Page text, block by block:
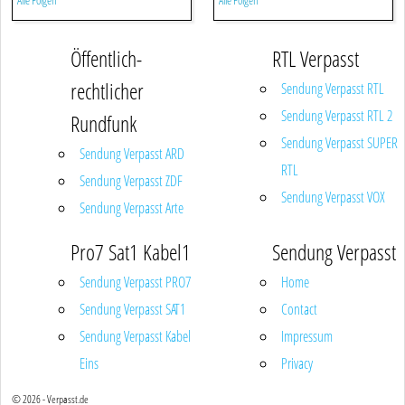
Öffentlich-
rechtlicher
Rundfunk
Sendung Verpasst ARD
Sendung Verpasst ZDF
Sendung Verpasst Arte
RTL Verpasst
Sendung Verpasst RTL
Sendung Verpasst RTL 2
Sendung Verpasst SUPER
RTL
Sendung Verpasst VOX
Pro7 Sat1 Kabel1
Sendung Verpasst PRO7
Sendung Verpasst SAT1
Sendung Verpasst Kabel
Eins
Sendung Verpasst
Home
Contact
Impressum
Privacy
© 2026 - Verpasst.de